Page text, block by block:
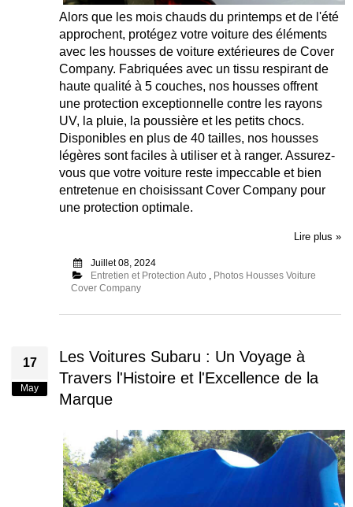
Alors que les mois chauds du printemps et de l'été
approchent, protégez votre voiture des éléments
avec les housses de voiture extérieures de Cover
Company. Fabriquées avec un tissu respirant de
haute qualité à 5 couches, nos housses offrent
une protection exceptionnelle contre les rayons
UV, la pluie, la poussière et les petits chocs.
Disponibles en plus de 40 tailles, nos housses
légères sont faciles à utiliser et à ranger. Assurez-
vous que votre voiture reste impeccable et bien
entretenue en choisissant Cover Company pour
une protection optimale.
Lire plus »
Juillet 08, 2024
Entretien et Protection Auto , Photos Housses Voiture
Cover Company
17
May
Les Voitures Subaru : Un Voyage à
Travers l'Histoire et l'Excellence de la
Marque